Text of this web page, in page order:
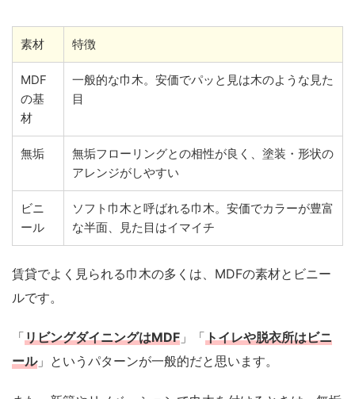
素材 特徴
MDF
の基
材
一般的な巾木。安価でパッと見は木のような見た
目
無垢
無垢フローリングとの相性が良く、塗装・形状の
アレンジがしやすい
ビニ
ール
ソフト巾木と呼ばれる巾木。安価でカラーが豊富
な半面、見た目はイマイチ
賃貸でよく見られる巾木の多くは、MDFの素材とビニー
ルです。
「リビングダイニングはMDF 」「トイレや脱衣所はビニ
ール」というパターンが一般的だと思います。